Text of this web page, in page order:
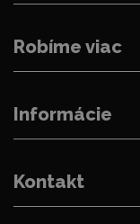
Robíme viac
Informácie
Kontakt